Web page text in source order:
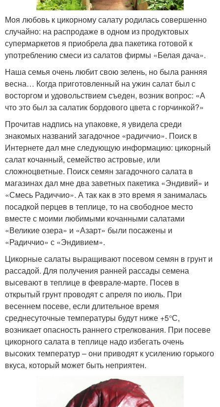
Моя любовь к цикорному салату родилась совершенно
случайно: на распродаже в одном из продуктовых
супермаркетов я приобрела два пакетика готовой к
употреблению смеси из салатов фирмы «Белая дача».
Наша семья очень любит свою зелень, но была ранняя
весна… Когда приготовленный на ужин салат был с
восторгом и удовольствием съеден, возник вопрос: «А
что это был за салатик бордового цвета с горчинкой?»
Прочитав надпись на упаковке, я увидела среди
знакомых названий загадочное «радиччио». Поиск в
Интернете дал мне следующую информацию: цикорный
салат кочанный, семейство астровые, или
сложноцветные. Поиск семян загадочного салата в
магазинах дал мне два заветных пакетика «Эндивий» и
«Смесь Радиччио». А так как в это время я занималась
посадкой перцев в теплице, то на свободное место
вместе с моими любимыми кочанными салатами
«Великие озера» и «Азарт» были посажены и
«Радиччио» с «Эндивием».
Цикорные салаты выращивают посевом семян в грунт и
рассадой. Для получения ранней рассады семена
высевают в теплице в феврале-марте. Посев в
открытый грунт проводят с апреля по июль. При
весеннем посеве, если длительное время
среднесуточные температуры будут ниже +5°С,
возникает опасность раннего стрелкования. При посеве
цикорного салата в теплице надо избегать очень
высоких температур – они приводят к усилению горького
вкуса, который может быть неприятен.